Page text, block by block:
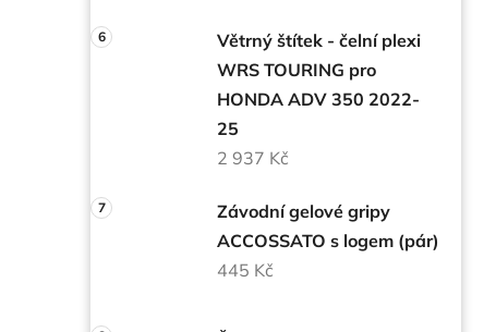
Větrný štítek - čelní plexi
WRS TOURING pro
HONDA ADV 350 2022-
25
2 937 Kč
Závodní gelové gripy
ACCOSSATO s logem (pár)
445 Kč